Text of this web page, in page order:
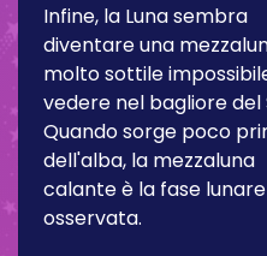
Infine, la Luna sembra
diventare una
molto sottile
vedere nel bagliore del
Quando sorge poco
dell'alba, la mezzaluna
calante è la fase
osservata.